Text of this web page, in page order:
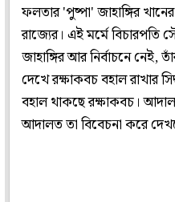
ফলতার 'পুষ্পা' জাহাঙ্গির
রাজ্যের। এই মর্মে বিচারপতি
জাহাঙ্গির আর নির্বাচনে
দেখে রক্ষাকবচ বহাল রাখার
বহাল থাকছে রক্ষাকবচ।
আদালত তা বিবেচনা করে